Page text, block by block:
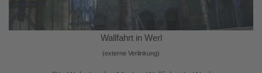
Wallfahrt in Werl
(externe Verlinkung)